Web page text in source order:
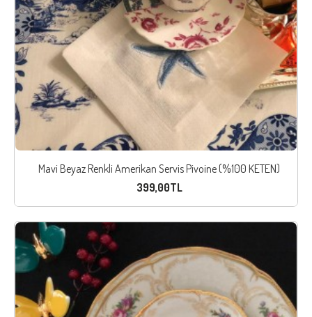
Mavi Beyaz Renkli Amerikan Servis Pivoine (%100 KETEN)
399,00TL